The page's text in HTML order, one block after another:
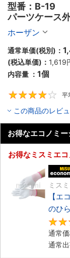
型番：B-19
パーツケース
ホーザン
通常単価(税別)：
(税込単価)： 1,619
内容量 ： 1個
平
この商品のレビ
お得なエコノミ
お得なミスミエ
ミスミ
【エ
のひ
通常
通常